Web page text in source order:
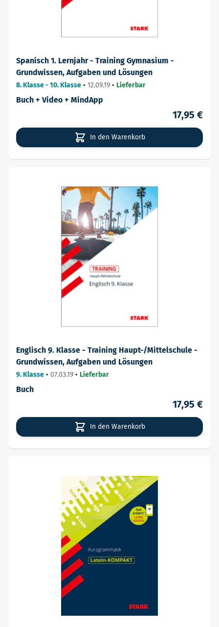
Spanisch 1. Lernjahr - Training Gymnasium -
Grundwissen, Aufgaben und Lösungen
8. Klasse - 10. Klasse • 12.09.19 • Lieferbar
Buch + Video + MindApp
17,95 €
In den Warenkorb
Englisch 9. Klasse - Training Haupt-/Mittelschule -
Grundwissen, Aufgaben und Lösungen
9. Klasse • 07.03.19 • Lieferbar
Buch
17,95 €
In den Warenkorb